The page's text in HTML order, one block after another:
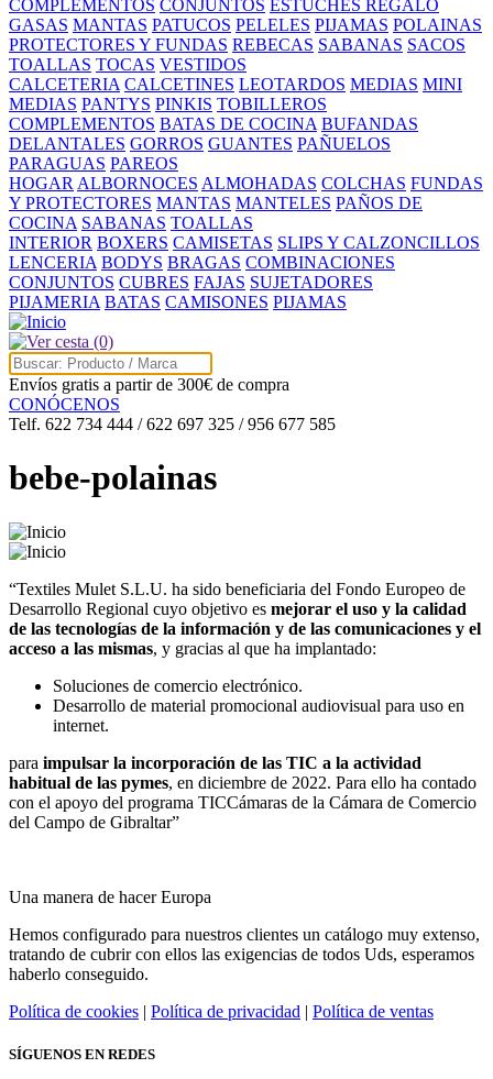
COMPLEMENTOS CONJUNTOS ESTUCHES REGALO
GASAS MANTAS PATUCOS PELELES PIJAMAS POLAINAS
PROTECTORES Y FUNDAS REBECAS SABANAS SACOS
TOALLAS TOCAS VESTIDOS
CALCETERIA CALCETINES LEOTARDOS MEDIAS MINI
MEDIAS PANTYS PINKIS TOBILLEROS
COMPLEMENTOS BATAS DE COCINA BUFANDAS
DELANTALES GORROS GUANTES PAÑUELOS
PARAGUAS PAREOS
HOGAR ALBORNOCES ALMOHADAS COLCHAS FUNDAS
Y PROTECTORES MANTAS MANTELES PAÑOS DE
COCINA SABANAS TOALLAS
INTERIOR BOXERS CAMISETAS SLIPS Y CALZONCILLOS
LENCERIA BODYS BRAGAS COMBINACIONES
CONJUNTOS CUBRES FAJAS SUJETADORES
PIJAMERIA BATAS CAMISONES PIJAMAS
(0)
Envíos gratis a partir de 300€ de compra
CONÓCENOS
Telf. 622 734 444 / 622 697 325 / 956 677 585
bebe-polainas
“Textiles Mulet S.L.U. ha sido beneficiaria del Fondo Europeo de
Desarrollo Regional cuyo objetivo es mejorar el uso y la calidad
de las tecnologías de la información y de las comunicaciones y el
acceso a las mismas, y gracias al que ha implantado:
Soluciones de comercio electrónico.
Desarrollo de material promocional audiovisual para uso en
internet.
para impulsar la incorporación de las TIC a la actividad
habitual de las pymes, en diciembre de 2022. Para ello ha contado
con el apoyo del programa TICCámaras de la Cámara de Comercio
del Campo de Gibraltar”
Una manera de hacer Europa
Hemos configurado para nuestros clientes un catálogo muy extenso,
tratando de cubrir con ellos las exigencias de todos Uds, esperamos
haberlo conseguido.
Política de cookies | Política de privacidad | Política de ventas
SÍGUENOS EN REDES